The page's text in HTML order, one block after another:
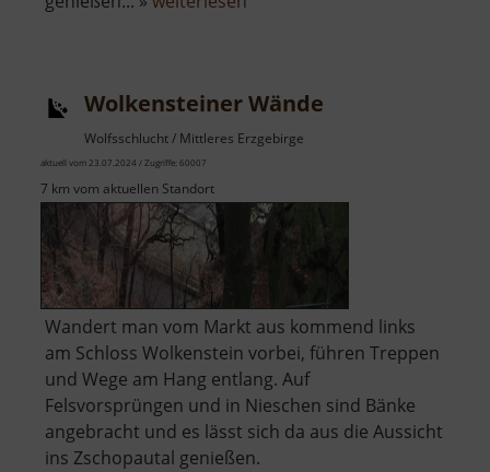
Wolkensteiner Wände
Wolfsschlucht / Mittleres Erzgebirge
aktuell vom 23.07.2024 / Zugriffe: 60007
7 km vom aktuellen Standort
Wandert man vom Markt aus kommend links
am Schloss Wolkenstein vorbei, führen Treppen
und Wege am Hang entlang. Auf
Felsvorsprüngen und in Nieschen sind Bänke
angebracht und es lässt sich da aus die Aussicht
ins Zschopautal genießen.